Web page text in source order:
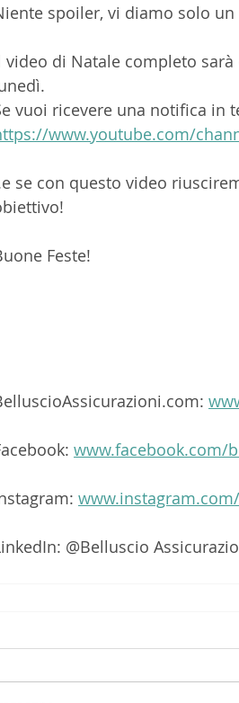
spoiler, vi diamo solo
video di Natale completo
vuoi ricevere una notifica in
www.youtube.com/
se con questo video
Feste!
www.facebook.com/
@Belluscio